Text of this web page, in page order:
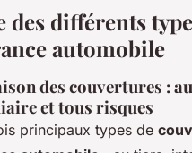
des différents
automobile
des couvertures :
et tous risques
principaux types de